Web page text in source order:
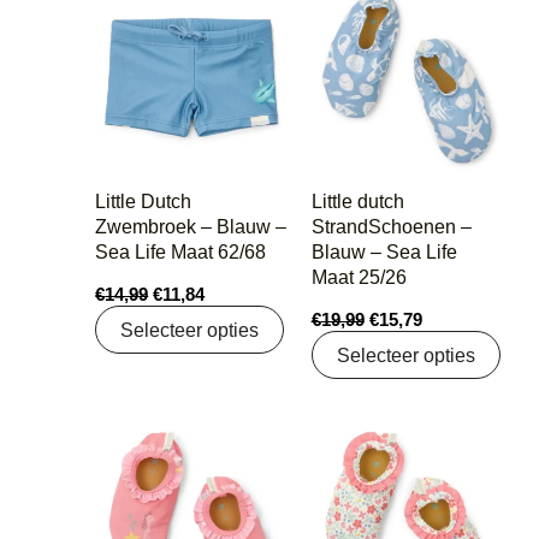
Little Dutch
Zwembroek – Blauw –
Sea Life Maat 62/68
€14,99
prijs
was:
€14,99.
€11,84
prijs
is:
€11,84.
Selecteer opties
Little dutch
StrandSchoenen –
Blauw – Sea Life
Maat 25/26
€19,99
prijs
was:
€19,99.
€15,79
is:
€15,79.
Selecteer opties
Oorspronkelijke
prijs
was:
€19,99.
is:
€15,79.
Oorspronkelijke
prijs
was:
€19,99.
is:
€15,79.